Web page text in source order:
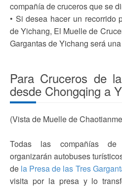
compañía de cruceros que se
• Si desea hacer un recorrido
de Yichang, El Muelle de
Gargantas de Yichang será
Para Cruceros de
desde Chongqing a
(Vista de Muelle de
Todas las compañías de
organizarán autobuses
de la Presa de las Tres
visita por la presa y lo